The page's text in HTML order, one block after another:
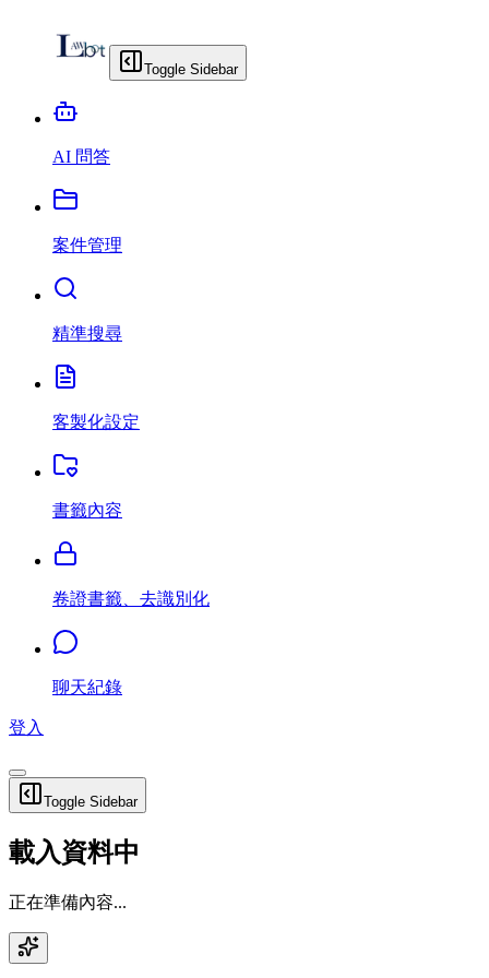
Toggle Sidebar
AI 問答
案件管理
精準搜尋
客製化設定
書籤內容
卷證書籤、去識別化
聊天紀錄
登入
Toggle Sidebar
載入資料中
正在準備內容...